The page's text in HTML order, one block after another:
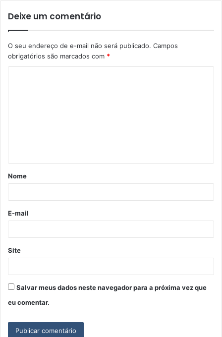
Deixe um comentário
O seu endereço de e-mail não será publicado. Campos
obrigatórios são marcados com *
á
r
*
Nome
E-mail
Site
Salvar meus dados neste navegador para a próxima vez que
eu comentar.